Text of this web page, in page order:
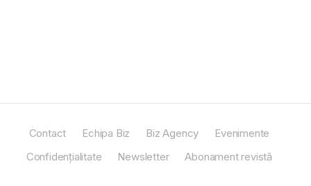
Contact Echipa Biz Biz Agency
Evenimente
Confidențialitate
Newsletter Abonament revistă